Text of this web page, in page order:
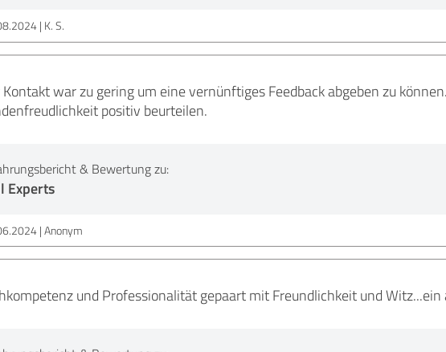
K. S.
Kontakt war zu gering um eine vernünftiges Feedback abgeben zu
positiv beurteilen.
& Bewertung zu:
Experts
Anonym
und Professionalität gepaart mit Freundlichkeit und